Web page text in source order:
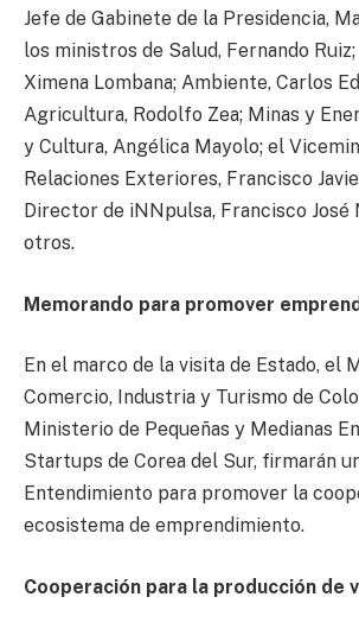
Jefe de Gabinete de la Presidencia,
los ministros de Salud, Fernando
Ximena Lombana; Ambiente, Carlos
Agricultura, Rodolfo Zea; Minas y
y Cultura, Angélica Mayolo; el
Relaciones Exteriores, Francisco
Director de iNNpulsa, Francisco José
otros.
Memorando para promover
En el marco de la visita de Estado, el
Comercio, Industria y Turismo de
Ministerio de Pequeñas y Medianas
Startups de Corea del Sur, firmarán
Entendimiento para promover la
ecosistema de emprendimiento.
Cooperación para la producción de